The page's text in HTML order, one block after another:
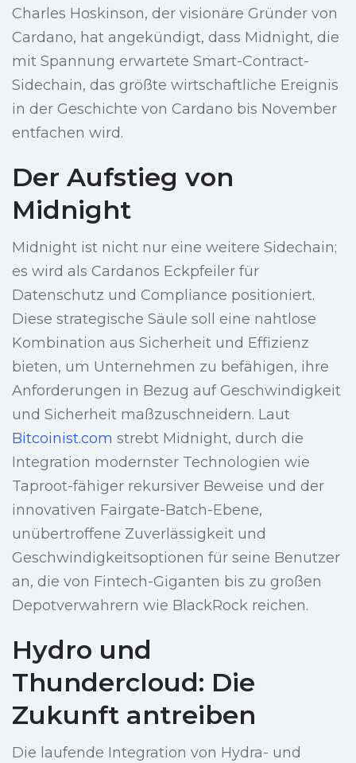
Charles Hoskinson, der visionäre Gründer von
Cardano, hat angekündigt, dass Midnight, die
mit Spannung erwartete Smart-Contract-
Sidechain, das größte wirtschaftliche Ereignis
in der Geschichte von Cardano bis November
entfachen wird.
Der Aufstieg von
Midnight
Midnight ist nicht nur eine weitere Sidechain;
es wird als Cardanos Eckpfeiler für
Datenschutz und Compliance positioniert.
Diese strategische Säule soll eine nahtlose
Kombination aus Sicherheit und Effizienz
bieten, um Unternehmen zu befähigen, ihre
Anforderungen in Bezug auf Geschwindigkeit
und Sicherheit maßzuschneidern. Laut
Bitcoinist.com strebt Midnight, durch die
Integration modernster Technologien wie
Taproot-fähiger rekursiver Beweise und der
innovativen Fairgate-Batch-Ebene,
unübertroffene Zuverlässigkeit und
Geschwindigkeitsoptionen für seine Benutzer
an, die von Fintech-Giganten bis zu großen
Depotverwahrern wie BlackRock reichen.
Hydro und
Thundercloud: Die
Zukunft antreiben
Die laufende Integration von Hydra- und